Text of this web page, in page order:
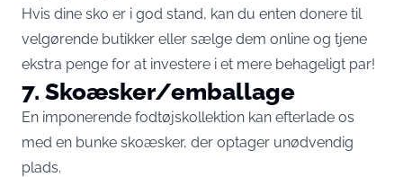
Hvis dine sko er i god stand, kan du enten donere til
velgørende butikker eller sælge dem online og tjene
ekstra penge for at investere i et mere behageligt par!
7. Skoæsker/emballage
En imponerende fodtøjskollektion kan efterlade os
med en bunke skoæsker, der optager unødvendig
plads.